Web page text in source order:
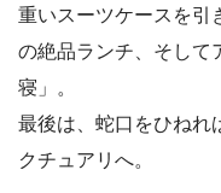
重いスーツケースを引
の絶品ランチ、そして
寝」。
最後は、蛇口をひねれ
クチュアリへ。